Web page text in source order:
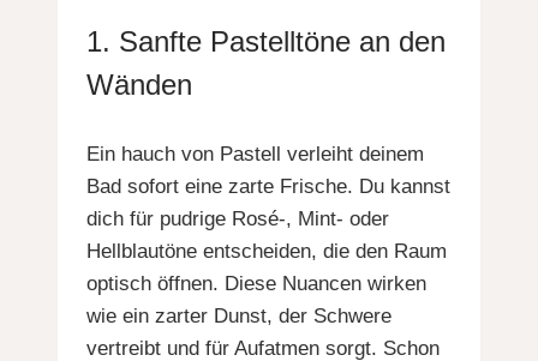
1. Sanfte Pastelltöne an den
Wänden
Ein hauch von Pastell verleiht deinem
Bad sofort eine zarte Frische. Du kannst
dich für pudrige Rosé-, Mint- oder
Hellblautöne entscheiden, die den Raum
optisch öffnen. Diese Nuancen wirken
wie ein zarter Dunst, der Schwere
vertreibt und für Aufatmen sorgt. Schon